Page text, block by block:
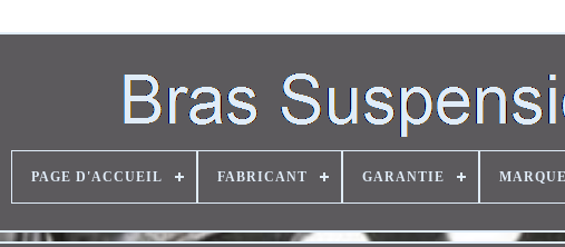
PAGE D'ACCUEIL FABRICANT GARANTIE MARQUE